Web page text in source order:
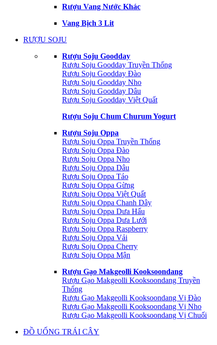
Rượu Vang Nước Khác
Vang Bịch 3 Lit
RƯỢU SOJU
Rượu Soju Goodday
Rượu Soju Goodday Truyền Thống
Rượu Soju Goodday Đào
Rượu Soju Goodday Nho
Rượu Soju Goodday Dâu
Rượu Soju Goodday Việt Quất
Rượu Soju Chum Churum Yogurt
Rượu Soju Oppa
Rượu Soju Oppa Truyền Thống
Rượu Soju Oppa Đào
Rượu Soju Oppa Nho
Rượu Soju Oppa Dâu
Rượu Soju Oppa Táo
Rượu Soju Oppa Gừng
Rượu Soju Oppa Việt Quất
Rượu Soju Oppa Chanh Dây
Rượu Soju Oppa Dưa Hấu
Rượu Soju Oppa Dưa Lưới
Rượu Soju Oppa Raspberry
Rượu Soju Oppa Vải
Rượu Soju Oppa Cherry
Rượu Soju Oppa Mận
Rượu Gạo Makgeolli Kooksoondang
Rượu Gạo Makgeolli Kooksoondang Truyền
Thống
Rượu Gạo Makgeolli Kooksoondang Vị Đào
Rượu Gạo Makgeolli Kooksoondang Vị Nho
Rượu Gạo Makgeolli Kooksoondang Vị Chuối
ĐỒ UỐNG TRÁI CÂY